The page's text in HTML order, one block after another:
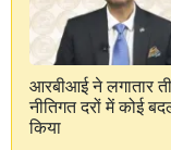
आरबीआई ने लगातार
नीतिगत दरों में कोई
किया